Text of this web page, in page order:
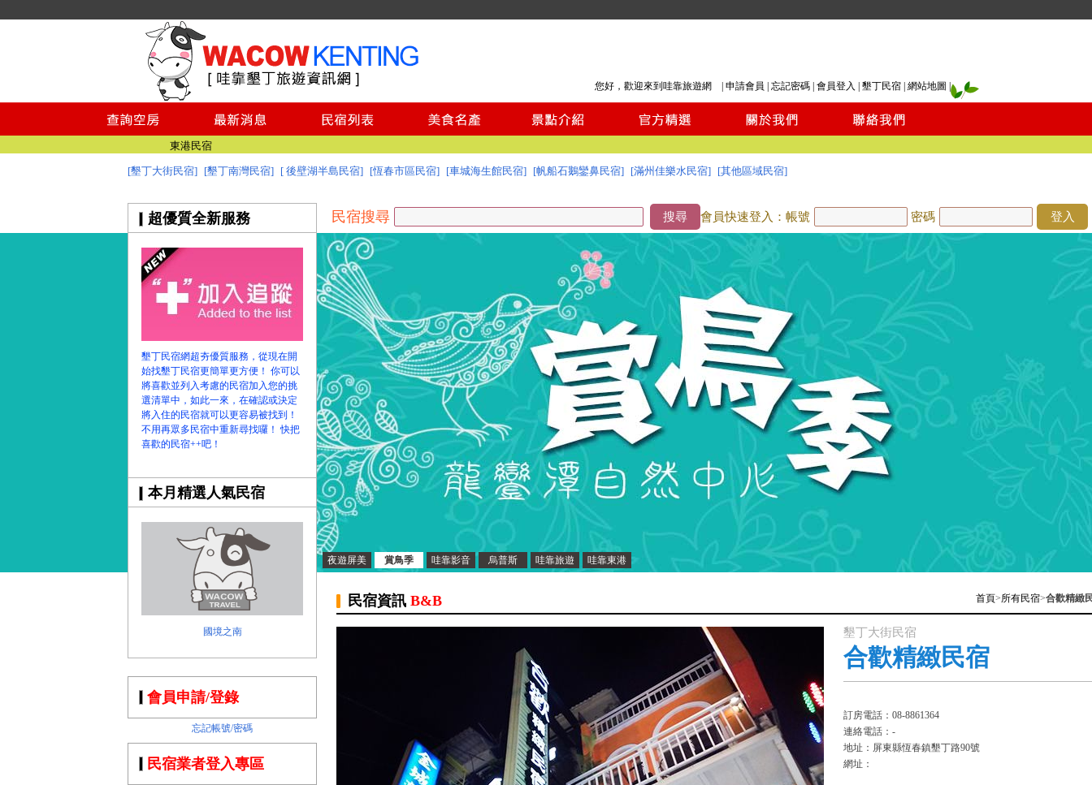
您好，歡迎來到哇靠旅遊網 | 申請會員 忘記密碼 會員登入 墾丁民宿 網站地圖
墾丁民宿
墾丁民宿空房查詢
墾丁民宿推薦
台南民宿
東港民宿
墾丁民宿
墾丁民宿空房查詢
墾丁民宿推薦
台南民宿
東港民宿
[墾丁大街民宿] [墾丁南灣民宿] [ 後壁湖半島民宿] [恆春市區民宿] [車城海生館民宿] [帆船石鵝鑾鼻民宿] [滿州佳樂水民宿] [其他區域民宿]
超優質全新服務
墾丁民宿網超夯優質服務，從現在開
始找墾丁民宿更簡單更方便！ 你可以
將喜歡並列入考慮的民宿加入您的挑
選清單中，如此一來，在確認或決定
將入住的民宿就可以更容易被找到！
不用再眾多民宿中重新尋找囉！ 快把
喜歡的民宿++吧！
本月精選人氣民宿
國境之南
夜遊屏美 賞鳥季 哇靠影音 烏普斯 哇靠旅遊 哇靠東港
民宿搜尋 搜尋 會員快速登入：帳號 密碼 登入
會員申請/登錄
忘記帳號/密碼
民宿業者登入專區
民宿資訊 B&B 首頁>所有民宿>合歡精緻
墾丁大街民宿
合歡精緻民宿
訂房電話：08-8861364
連絡電話：-
地址：屏東縣恆春鎮墾丁路90號
網址：